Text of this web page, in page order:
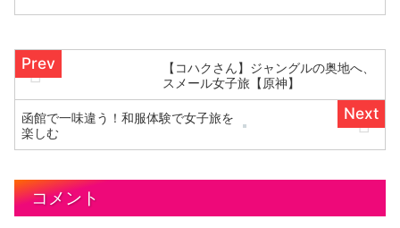
【コハクさん】ジャングルの奥地へ、
スメール女子旅【原神】
函館で一味違う！和服体験で女子旅を
楽しむ
コメント